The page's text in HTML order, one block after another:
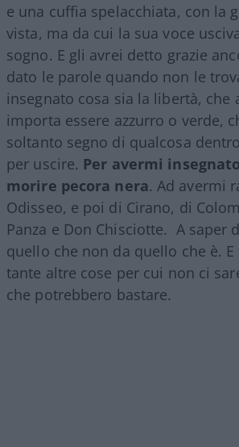
e una cuffia spelacchiata, con la
vista, ma da cui la sua voce
sogno. E gli avrei detto grazie
dato le parole quando non le
insegnato cosa sia la libertà, che
importa essere azzurro o verde,
soltanto segno di qualcosa
per uscire. Per avermi
morire pecora nera. Ad avermi
Odisseo, e poi di Cirano, di
Panza e Don Chisciotte. A saper
quello che non da quello che è.
tante altre cose per cui non ci
che potrebbero bastare.